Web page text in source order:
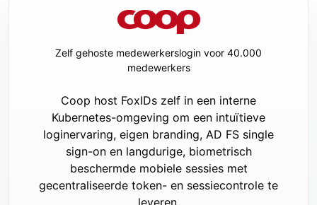
toegevoegd
Uitvoeringsregels:
- Begin niet met codewijzigingen voordat
beide vraagfasen zijn afgerond, of totdat
fase 1 is afgerond en bevestigd is dat dit
een nieuwe applicatie is.
Zelf gehoste medewerkerslogin voor 40.000
medewerkers
Coop host FoxIDs zelf in een interne
Kubernetes-omgeving om een intuïtieve
loginervaring, eigen branding, AD FS single
sign-on en langdurige, biometrisch
beschermde mobiele sessies met
gecentraliseerde token- en sessiecontrole te
leveren.